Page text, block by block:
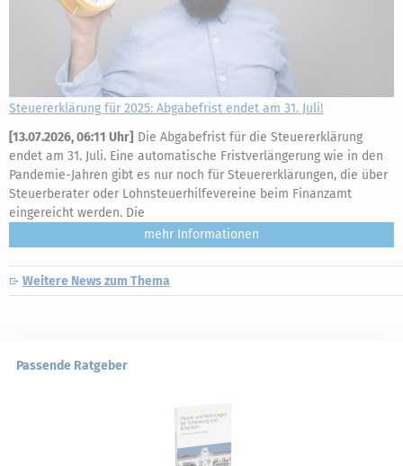
Steuererklärung für 2025: Abgabefrist endet am 31. Juli!
[13.07.2026, 06:11 Uhr] Die Abgabefrist für die Steuererklärung
endet am 31. Juli. Eine automatische Fristverlängerung wie in den
Pandemie-Jahren gibt es nur noch für Steuererklärungen, die über
Steuerberater oder Lohnsteuerhilfevereine beim Finanzamt
eingereicht werden. Die
mehr
Weitere News zum Thema
Passende Ratgeber